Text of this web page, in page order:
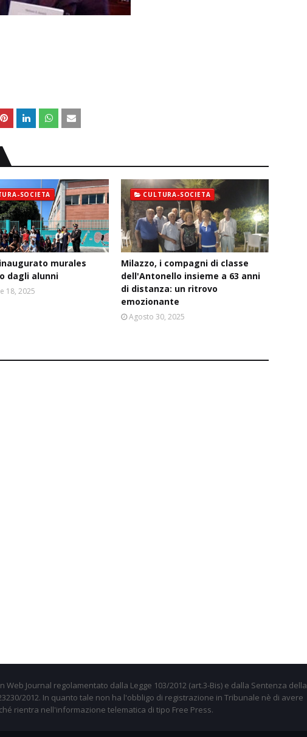
SOCIETA
murales
dagli alunni
18, 2025
CULTURA-SOCIETA
Milazzo, i compagni di classe
dell'Antonello insieme a 63 anni
di distanza: un ritrovo
emozionante
Agosto 30, 2025
Web Journal regolamentato dalla Legge 103/2012 (art.3-Bis) e dalla Sentenza della
2012. In quanto tale non ha l'obbligo di registrazione in Tribunale nè di avere
rientra nell'informazione telematica di tipo Free Press.